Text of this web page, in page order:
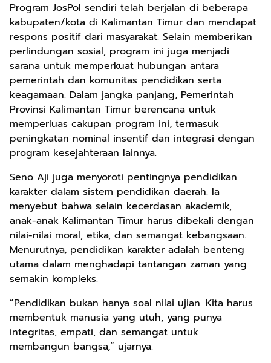
Program JosPol sendiri telah berjalan di beberapa
kabupaten/kota di Kalimantan Timur dan mendapat
respons positif dari masyarakat. Selain memberikan
perlindungan sosial, program ini juga menjadi
sarana untuk memperkuat hubungan antara
pemerintah dan komunitas pendidikan serta
keagamaan. Dalam jangka panjang, Pemerintah
Provinsi Kalimantan Timur berencana untuk
memperluas cakupan program ini, termasuk
peningkatan nominal insentif dan integrasi dengan
program kesejahteraan lainnya.
Seno Aji juga menyoroti pentingnya pendidikan
karakter dalam sistem pendidikan daerah. Ia
menyebut bahwa selain kecerdasan akademik,
anak-anak Kalimantan Timur harus dibekali dengan
nilai-nilai moral, etika, dan semangat kebangsaan.
Menurutnya, pendidikan karakter adalah benteng
utama dalam menghadapi tantangan zaman yang
semakin kompleks.
“Pendidikan bukan hanya soal nilai ujian. Kita harus
membentuk manusia yang utuh, yang punya
integritas, empati, dan semangat untuk
membangun bangsa,” ujarnya.